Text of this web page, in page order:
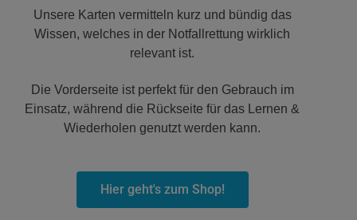
Unsere Karten vermitteln kurz und bündig das
Wissen, welches in der Notfallrettung wirklich
relevant ist.
Die Vorderseite ist perfekt für den Gebrauch im
Einsatz, während die Rückseite für das Lernen &
Wiederholen genutzt werden kann.
Hier geht's zum Shop!